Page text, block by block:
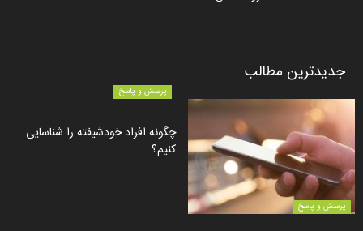
جدیدترین مطالب
پرسش و پاسخ
چگونه افراد خودشیفته را شناسایی
کنیم؟
پرسش و پاسخ